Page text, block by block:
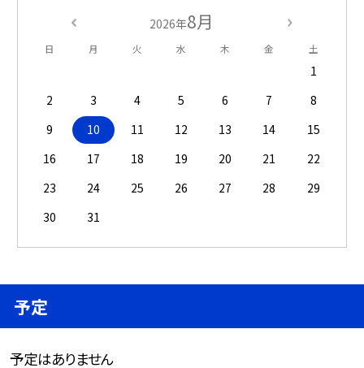
2026年8月
日 月 火 水 木 金 土
1
2
3 4 5 6 7
8
9
10 11 12 13 14
15
16
17 18 19 20 21
22
23
24 25 26 27 28
29
30
31
予定
予定はありません